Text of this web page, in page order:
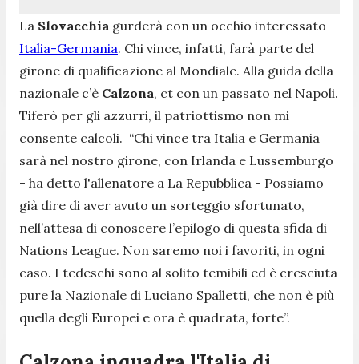
La Slovacchia gurderà con un occhio interessato
Italia-Germania. Chi vince, infatti, farà parte del
girone di qualificazione al Mondiale. Alla guida della
nazionale c’è Calzona, ct con un passato nel Napoli.
Tiferò per gli azzurri, il patriottismo non mi
consente calcoli. “Chi vince tra Italia e Germania
sarà nel nostro girone, con Irlanda e Lussemburgo
- ha detto l'allenatore a La Repubblica - Possiamo
già dire di aver avuto un sorteggio sfortunato,
nell’attesa di conoscere l’epilogo di questa sfida di
Nations League. Non saremo noi i favoriti, in ogni
caso. I tedeschi sono al solito temibili ed è cresciuta
pure la Nazionale di Luciano Spalletti, che non è più
quella degli Europei e ora è quadrata, forte”.